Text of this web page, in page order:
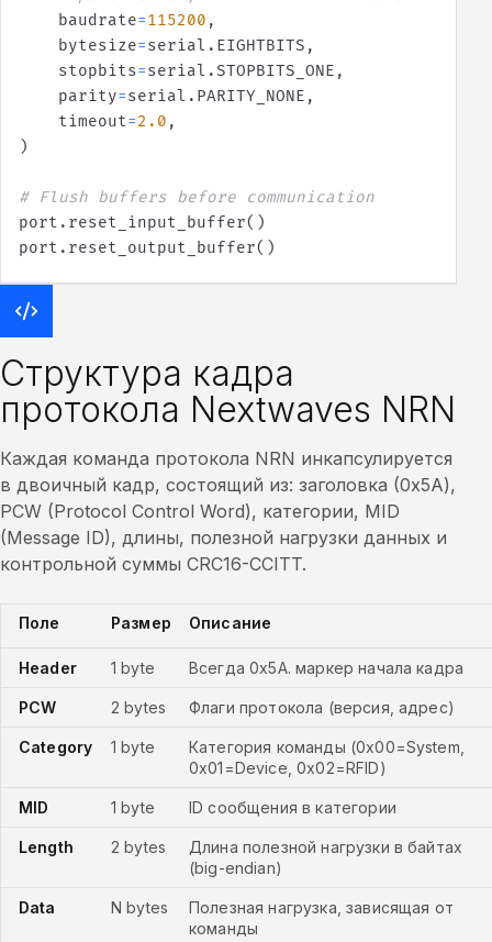
    baudrate
=115200 ,
    bytesize
=serial . EIGHTBITS ,
    stopbits
=serial .STOPBITS_ONE ,
    parity
=serial . PARITY_NONE ,
    timeout
=2.0 ,
)
# Flush buffers before communication
port . reset_input_buffer( )
port . reset_output_buffer( )
Структура кадра
протокола Nextwaves NRN
Каждая команда протокола NRN инкапсулируется
в двоичный кадр, состоящий из: заголовка (0x5A),
PCW (Protocol Control Word), категории, MID
(Message ID), длины, полезной нагрузки данных и
контрольной суммы CRC16-CCITT.
Поле Размер Описание
Header 1 byte Всегда 0x5A. маркер начала кадра
PCW 2 bytes Флаги протокола (версия, адрес)
Category 1 byte
Категория команды (0x00=System,
0x01=Device, 0x02=RFID)
MID 1 byte ID сообщения в категории
Length 2 bytes
Длина полезной нагрузки в байтах
(big-endian)
Data N bytes
Полезная нагрузка, зависящая от
команды